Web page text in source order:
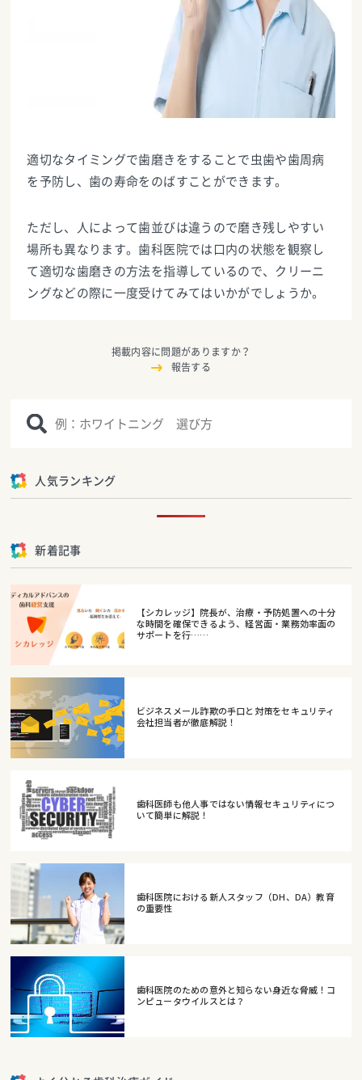
適切なタイミングで歯磨きをすることで虫歯や歯周病
を予防し、歯の寿命をのばすことができます。
ただし、人によって歯並びは違うので磨き残しやすい
場所も異なります。歯科医院では口内の状態を観察し
て適切な歯磨きの方法を指導しているので、クリーニ
ングなどの際に一度受けてみてはいかがでしょうか。
掲載内容に問題がありますか？
報告する
人気ランキング
新着記事
【シカレッジ】院長が、治療・予防処置への十分
な時間を確保できるよう、経営面・業務効率面の
サポートを行……
ビジネスメール詐欺の手口と対策をセキュリティ
会社担当者が徹底解説！
歯科医師も他人事ではない情報セキュリティにつ
いて簡単に解説！
歯科医院における新人スタッフ（DH、DA）教育
の重要性
歯科医院のための意外と知らない身近な脅威！コ
ンピュータウイルスとは？